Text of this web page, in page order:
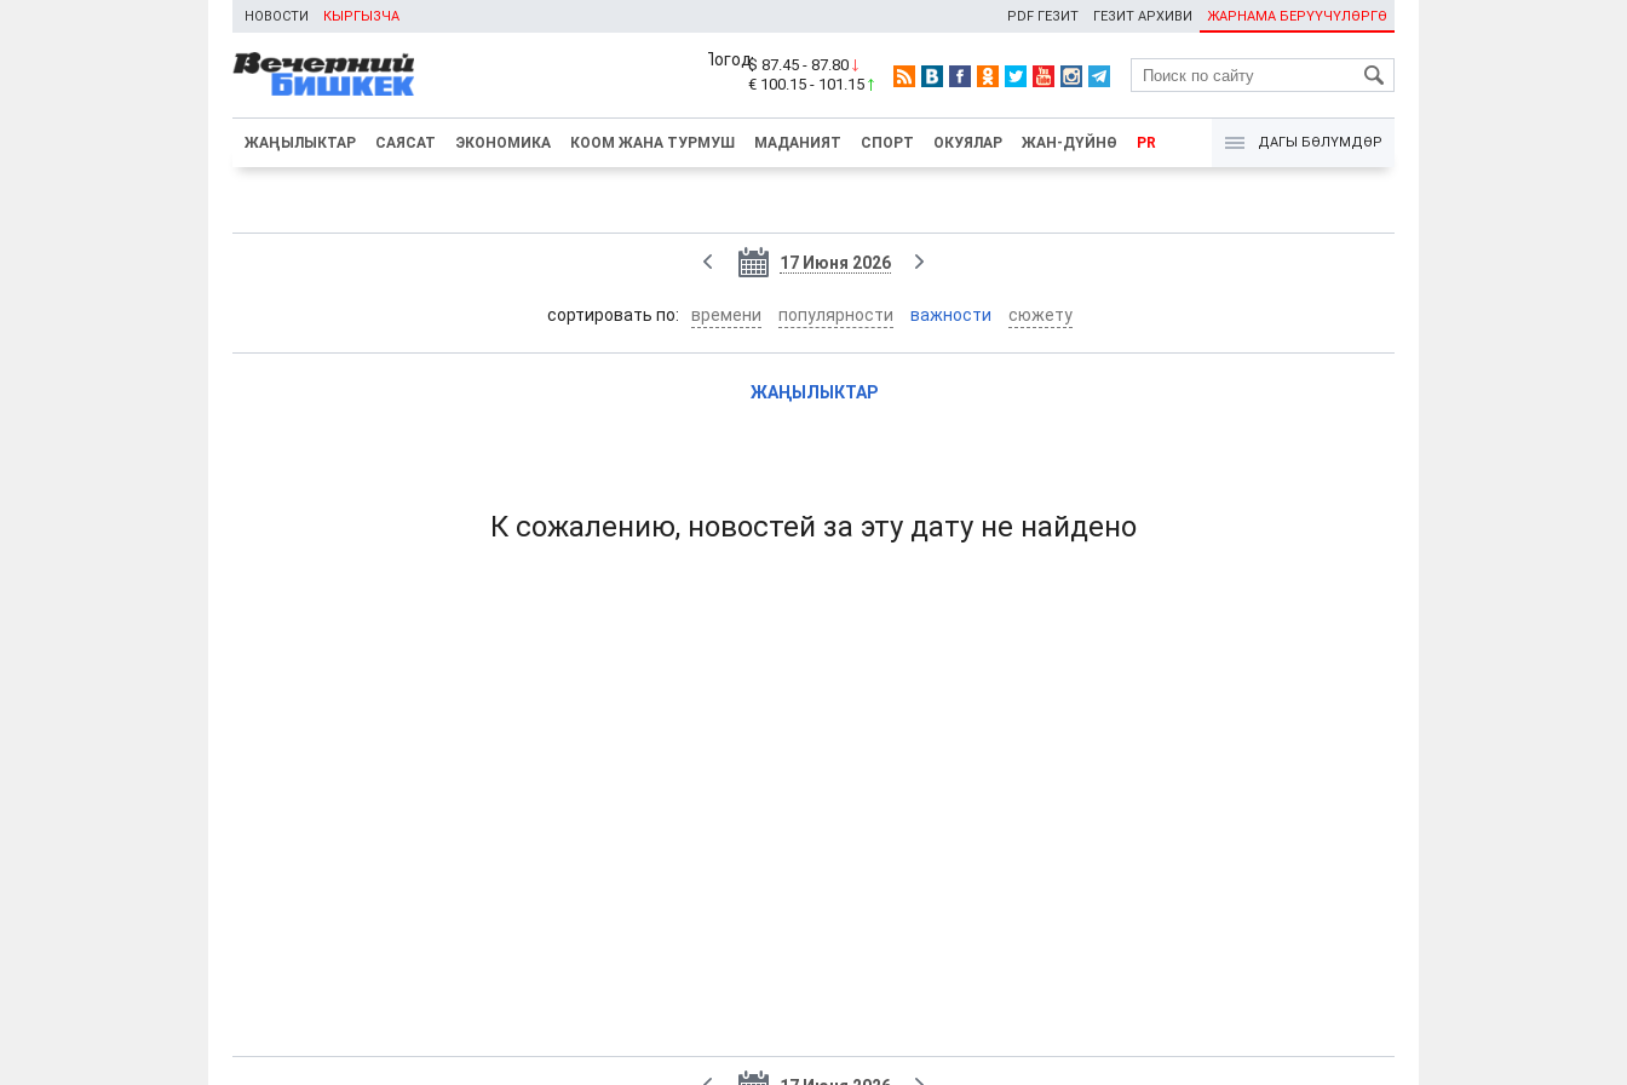
НОВОСТИ КЫРГЫЗЧА ЖАРНАМА БЕРҮҮЧҮЛӨРГӨ
ГЕЗИТ АРХИВИ
PDF ГЕЗИТ
RU
$ 87.45 - 87.80
€ 100.15 - 101.15
ЖАҢЫЛЫКТАР САЯСАТ ЭКОНОМИКА КООМ ЖАНА ТУРМУШ МАДАНИЯТ СПОРТ ОКУЯЛАР ЖАН-ДҮЙНӨ PR ДАГЫ БӨЛҮМДӨР
17 Июня 2026
cортировать по: времени популярности важности сюжету
ЖАҢЫЛЫКТАР
К сожалению, новостей за эту дату не найдено